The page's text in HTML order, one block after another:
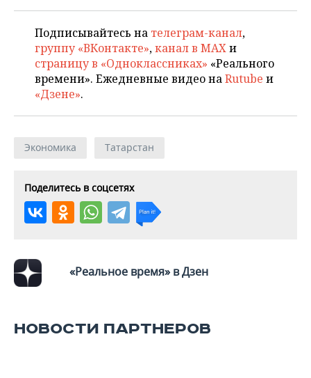
КИБЕРСПОРТ
ФИГУРНОЕ КАТАНИЕ
ВОДНЫЕ ВИДЫ СПОРТА
ХОККЕЙ С МЯЧОМ
КУЛЬТУРА
МЕДИЦИНА
ОБРАЗОВАНИЕ
ПРОИСШЕСТВИЯ
СПИСОК КОМПАНИЙ
Подписывайтесь на телеграм-канал,
группу «ВКонтакте»,канал в MAXи
страницу в «Одноклассниках» «Реального
времени». Ежедневные видео наRutube и
«Дзене».
Экономика Татарстан
Поделитесь в соцсетях
«Реальное время» в Дзен
НОВОСТИ ПАРТНЕРОВ